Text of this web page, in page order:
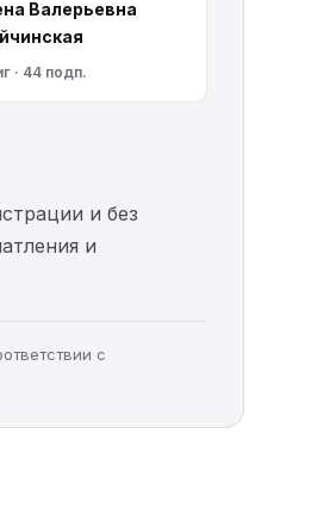
Валерьевна
· 44 подп.
и без
и
с